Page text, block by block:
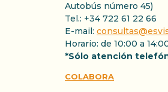
Autobús número 45)
Tel.: +34 722 61 22 66
E-mail:
Horario: de 10:00 a
*Sólo atención
COLABORA